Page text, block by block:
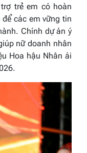
trẻ em có hoàn
các em vững tin
Chính dự án ý
nữ doanh nhân
Hoa hậu Nhân ái